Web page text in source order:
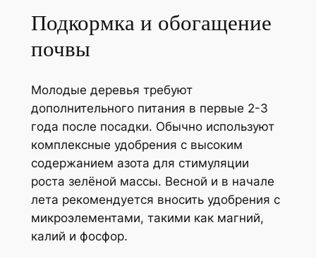
Подкормка и обогащение
почвы
Молодые деревья требуют
дополнительного питания в первые 2-3
года после посадки. Обычно используют
комплексные удобрения с высоким
содержанием азота для стимуляции
роста зелёной массы. Весной и в начале
лета рекомендуется вносить удобрения с
микроэлементами, такими как магний,
калий и фосфор.